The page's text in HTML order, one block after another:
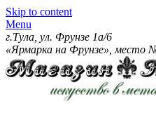
Skip to content
Menu
г.Тула, ул. Фрунзе 1а/6
«Ярмарка на Фрунзе», место